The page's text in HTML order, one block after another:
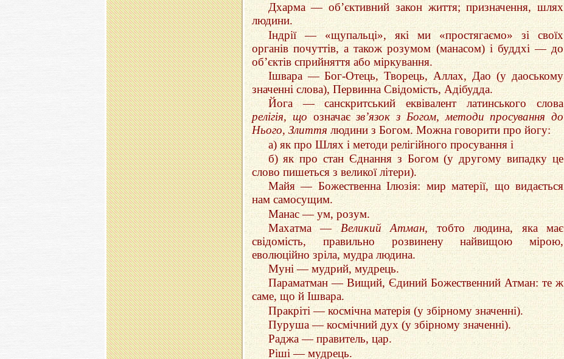
Дхарма — об’єктивний закон життя; призначення, шлях
людини.
Індрії — «щупальці», які ми «простягаємо» зі своїх
органів почуттів, а також розумом (манасом) і буддхі — до
об’єктів сприйняття або міркування.
Ішвара — Бог-Отець, Творець, Аллах, Дао (у даоському
значенні слова), Первинна Свідомість, Адібудда.
Йога — санскритський еквівалент латинського слова
релігія, щоозначаєзв’язок з Богом, методи просування до
Нього, Злиття людини з Богом. Можна говорити про йогу:
а) як про Шлях і методи релігійного просування і
б) як про стан Єднання з Богом (у другому випадку це
слово пишеться з великої літери).
Майя — Божественна Ілюзія: мир матерії, що видається
нам самосущим.
Манас — ум, розум.
Махатма —Великий Атман,тобто людина, яка має
свідомість, правильно розвинену найвищою мірою,
еволюційно зріла, мудра людина.
Муні — мудрий, мудрець.
Параматман — Вищий, Єдиний Божественний Атман: те ж
саме, що й Ішвара.
Пракріті — космічна матерія (у збірному значенні).
Пуруша — космічний дух (у збірному значенні).
Раджа — правитель, цар.
Ріші — мудрець.